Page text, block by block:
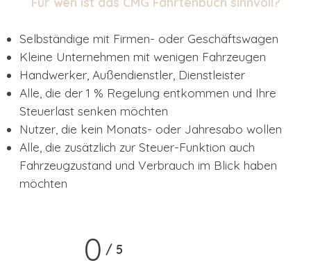
Selbständige mit Firmen- oder Geschäftswagen
Kleine Unternehmen mit wenigen Fahrzeugen
Handwerker, Außendienstler, Dienstleister
Alle, die der 1 % Regelung entkommen und Ihre
Steuerlast senken möchten
Nutzer, die kein Monats- oder Jahresabo wollen
Alle, die zusätzlich zur Steuer-Funktion auch
Fahrzeugzustand und Verbrauch im Blick haben
möchten
0 / 5